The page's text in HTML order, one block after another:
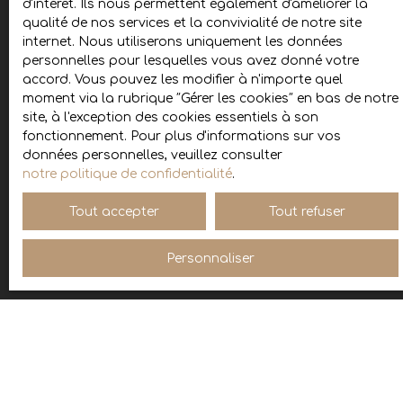
Internet www.bloctel.gouv.fr ou par courrier
adressé à :
Société Worldline, Service Bloctel, CS 61311, 41013
BLOIS CEDEX.
Pour en savoir plus sur le traitement de vos
données personnelles, veuillez consulter notre
politique de confidentialité.
Recevoir des annonces
d'intérêt. Ils nous permettent également d'améliorer la
qualité de nos services et la convivialité de notre site
internet. Nous utiliserons uniquement les données
personnelles pour lesquelles vous avez donné votre
accord. Vous pouvez les modifier à n'importe quel
moment via la rubrique ″Gérer les cookies″ en bas de notre
site, à l'exception des cookies essentiels à son
fonctionnement. Pour plus d'informations sur vos
données personnelles, veuillez consulter
notre politique de confidentialité.
Tout accepter Tout refuser
Personnaliser